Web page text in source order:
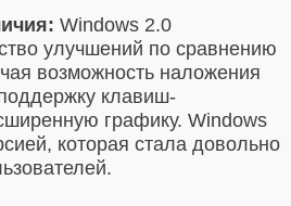
Windows 2.0
улучшений по сравнению
возможность наложения
клавиш-
графику. Windows
которая стала довольно